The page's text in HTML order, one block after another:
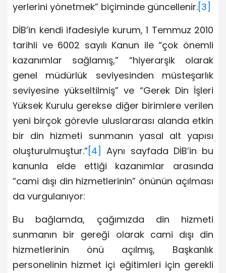
yerlerini yönetmek” biçiminde güncellenir. [3]
DİB’in kendi ifadesiyle kurum, 1 Temmuz 2010
tarihli ve 6002 sayılı Kanun ile “çok önemli
kazanımlar sağlamış,” “hiyerarşik olarak
genel müdürlük seviyesinden müsteşarlık
seviyesine yükseltilmiş” ve “Gerek Din İşleri
Yüksek Kurulu gerekse diğer birimlere verilen
yeni birçok görevle uluslararası alanda etkin
bir din hizmeti sunmanın yasal alt yapısı
oluşturulmuştur.” [4]
Aynı sayfada DİB’in bu
kanunla elde ettiği kazanımlar arasında
“cami dışı din hizmetlerinin” önünün açılması
da vurgulanıyor:
Bu bağlamda, çağımızda din hizmeti
sunmanın bir gereği olarak cami dışı din
hizmetlerinin önü açılmış, Başkanlık
personelinin hizmet içi eğitimleri için gerekli